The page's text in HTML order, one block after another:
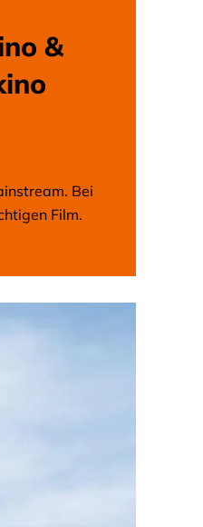
&
Bei
Film.